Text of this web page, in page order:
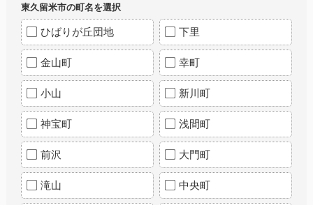
東久留米市の町名を選択
ひばりが丘団地 下里
金山町 幸町
小山 新川町
神宝町 浅間町
前沢 大門町
滝山 中央町